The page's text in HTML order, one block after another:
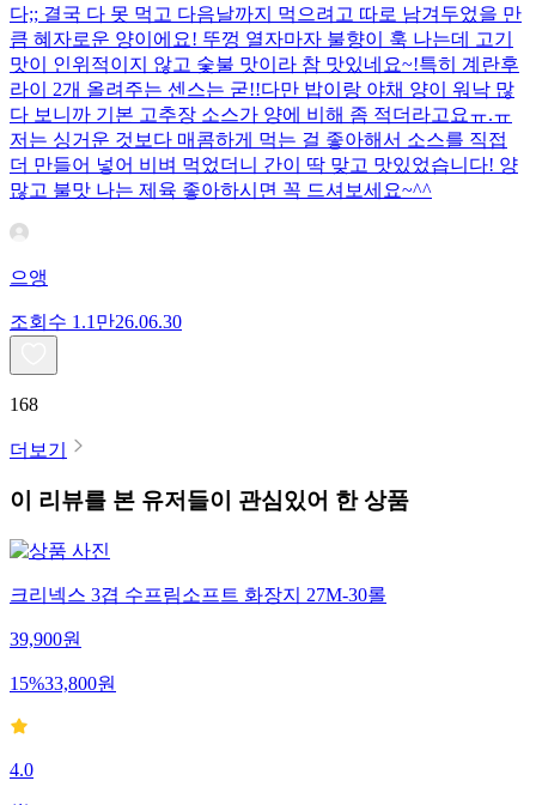
다;; 결국 다 못 먹고 다음날까지 먹으려고 따로 남겨두었을 만
큼 혜자로운 양이에요! 뚜껑 열자마자 불향이 훅 나는데 고기
맛이 인위적이지 않고 숯불 맛이라 참 맛있네요~!특히 계란후
라이 2개 올려주는 센스는 굳!! ​다만 밥이랑 야채 양이 워낙 많
다 보니까 기본 고추장 소스가 양에 비해 좀 적더라고요ㅠ.ㅠ
저는 싱거운 것보다 매콤하게 먹는 걸 좋아해서 소스를 직접
더 만들어 넣어 비벼 먹었더니 간이 딱 맞고 맛있었습니다! 양
많고 불맛 나는 제육 좋아하시면 꼭 드셔보세요~^^
으앵
조회수 1.1만26.06.30
168
더보기
이 리뷰를 본 유저들이 관심있어 한 상품
크리넥스 3겹 수프림소프트 화장지 27M-30롤
39,900원
15%33,800원
4.0